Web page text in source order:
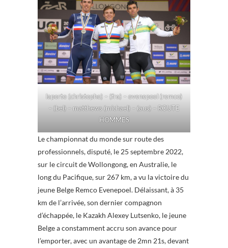
laporte (christophe) – (fra) – evenepoel (remco)
– (bel) – matthews (michael) – (aus) – ROUTE
HOMMES
Le championnat du monde sur route des
professionnels, disputé, le 25 septembre 2022,
sur le circuit de Wollongong, en Australie, le
long du Pacifique, sur 267 km, a vu la victoire du
jeune Belge Remco Evenepoel. Délaissant, à 35
km de l’arrivée, son dernier compagnon
d’échappée, le Kazakh Alexey Lutsenko, le jeune
Belge a constamment accru son avance pour
l’emporter, avec un avantage de 2mn 21s, devant